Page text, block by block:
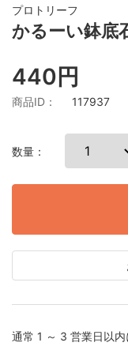
プロトリーフ
かるーい鉢
440円
商品ID： 117937
数量：
通常 1 ～ 3 営業日以